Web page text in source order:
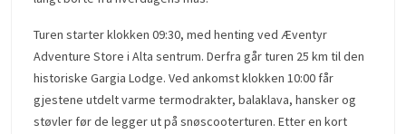
Turen starter klokken 09:30, med henting ved Æventyr
Adventure Store i Alta sentrum. Derfra går turen 25 km til den
historiske Gargia Lodge. Ved ankomst klokken 10:00 får
gjestene utdelt varme termodrakter, balaklava, hansker og
støvler før de legger ut på snøscooterturen. Etter en kort